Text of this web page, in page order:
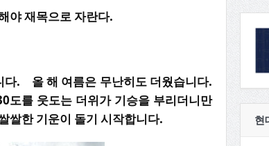
야 재목으로 자란다.
다. 올 해 여름은 무난히도 더웠습니다.
도를 웃도는 더위가 기승을 부리더니만
쌀한 기운이 돌기 시작합니다.
현